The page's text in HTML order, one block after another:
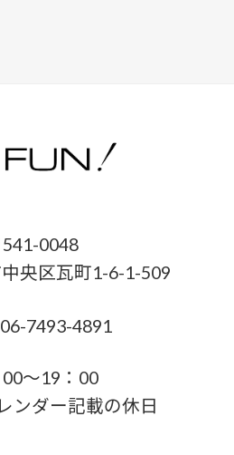
541-0048
央区瓦町1-6-1-509
06-7493-4891
～19：00
ンダー記載の休日